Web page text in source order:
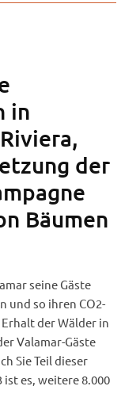
in
der
Bäumen
seine Gäste
und so ihren CO2-
der Wälder in
Valamar-Gäste
Sie Teil dieser
es, weitere 8.000